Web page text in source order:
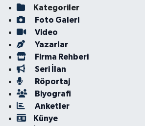
Kategoriler
Foto Galeri
Video
Yazarlar
Firma Rehberi
Seri İlan
Röportaj
Biyografi
Anketler
Künye